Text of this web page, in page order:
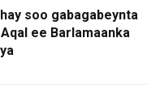
soo gabagabeynta
ee Barlamaanka